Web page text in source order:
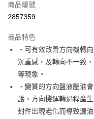
信用卡分期付款
合作金庫商業銀行
華南商業銀行
上海商業儲蓄銀行
國泰世華商業銀行
臺灣中小企業銀行
匯豐（台灣）商業銀行
聯邦商業銀行
元大商業銀行
LINE Pay
Apple Pay
街口支付
悠遊付
商品編號
2857359
商品特色
‧可有效改善方向機轉
沉重感，及轉向不一致
等現象。
‧變質的方向盤液壓油
護，方向機運轉過程產
封件出現老化而導致漏